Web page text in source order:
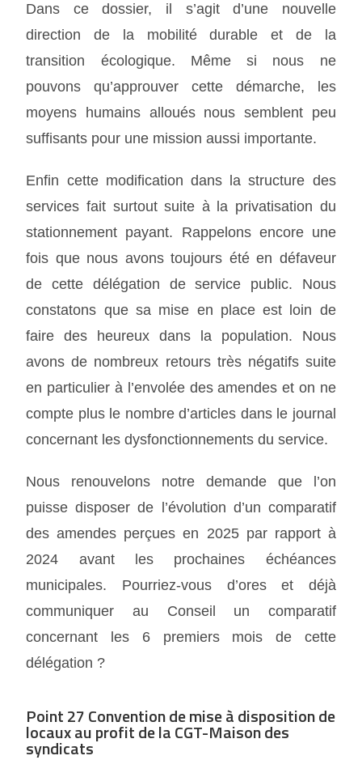
Dans ce dossier, il s’agit d’une nouvelle
direction de la mobilité durable et de la
transition écologique. Même si nous ne
pouvons qu’approuver cette démarche, les
moyens humains alloués nous semblent peu
suffisants pour une mission aussi importante.
Enfin cette modification dans la structure des
services fait surtout suite à la privatisation du
stationnement payant. Rappelons encore une
fois que nous avons toujours été en défaveur
de cette délégation de service public. Nous
constatons que sa mise en place est loin de
faire des heureux dans la population. Nous
avons de nombreux retours très négatifs suite
en particulier à l’envolée des amendes et on ne
compte plus le nombre d’articles dans le journal
concernant les dysfonctionnements du service.
Nous renouvelons notre demande que l’on
puisse disposer de l’évolution d’un comparatif
des amendes perçues en 2025 par rapport à
2024 avant les prochaines échéances
municipales. Pourriez-vous d’ores et déjà
communiquer au Conseil un comparatif
concernant les 6 premiers mois de cette
délégation ?
Point 27 Convention de mise à disposition de
locaux au profit de la CGT-Maison des
syndicats